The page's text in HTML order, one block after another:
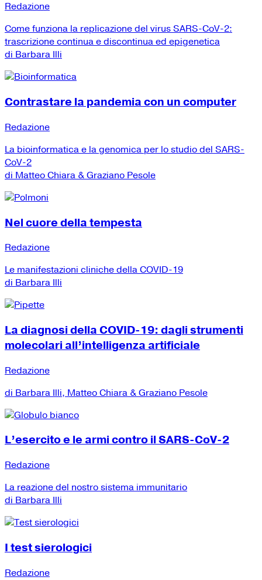
Redazione
Come funziona la replicazione del virus SARS-CoV-2:
trascrizione continua e discontinua ed epigenetica
di Barbara Illi
Contrastare la pandemia con un computer
Redazione
La bioinformatica e la genomica per lo studio del SARS-
CoV-2
di Matteo Chiara & Graziano Pesole
Nel cuore della tempesta
Redazione
Le manifestazioni cliniche della COVID-19
di Barbara Illi
La diagnosi della COVID-19: dagli strumenti
molecolari all’intelligenza artificiale
Redazione
di Barbara Illi, Matteo Chiara & Graziano Pesole
L’esercito e le armi contro il SARS-CoV-2
Redazione
La reazione del nostro sistema immunitario
di Barbara Illi
I test sierologici
Redazione